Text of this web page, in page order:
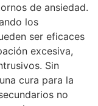
de ansiedad.
los
ser eficaces
excesiva,
Sin
cura para la
no